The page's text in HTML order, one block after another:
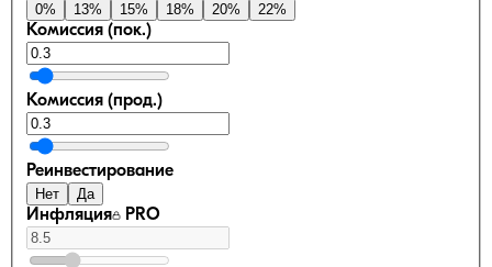
0% 13% 15% 18% 20% 22%
Комиссия (пок.)
Комиссия (прод.)
Реинвестирование
Нет Да
Инфляция PRO